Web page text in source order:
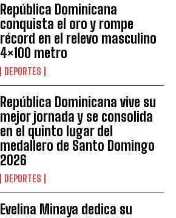
República Dominicana
conquista el oro y rompe
récord en el relevo masculino
4×100 metro
DEPORTES
República Dominicana vive su
mejor jornada y se consolida
en el quinto lugar del
medallero de Santo Domingo
2026
DEPORTES
Evelina Minaya dedica su